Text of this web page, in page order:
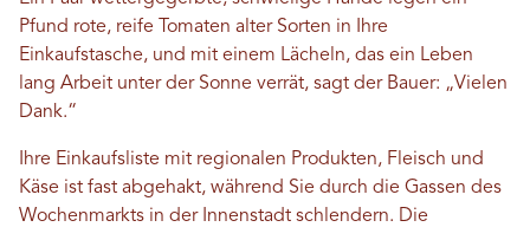
Pfund rote, reife Tomaten alter Sorten in Ihre
Einkaufstasche, und mit einem Lächeln, das ein Leben
lang Arbeit unter der Sonne verrät, sagt der Bauer: „Vielen
Dank.“
Ihre Einkaufsliste mit regionalen Produkten, Fleisch und
Käse ist fast abgehakt, während Sie durch die Gassen des
Wochenmarkts in der Innenstadt schlendern. Die